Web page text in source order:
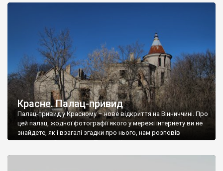
Красне. Палац-привид
Палац-привид у Красному – нове відкриття на Вінниччині. Про
цей палац, жодної фотографії якого у мережі інтернету ви не
знайдете, як і взагалі згадки про нього, нам розповів
мешканець Самгородка. Палац у Красному вразив не лише